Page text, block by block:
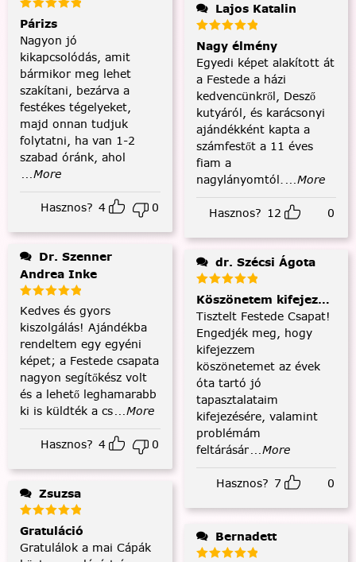
Párizs
Nagyon jó
kikapcsolódás, amit
bármikor meg lehet
szakítani, bezárva a
festékes tégelyeket,
majd onnan tudjuk
folytatni, ha van 1-2
szabad óránk, ahol
...More
Hasznos? 4 0
Andrea Inke
Kedves és gyors
kiszolgálás! Ajándékba
rendeltem egy egyéni
képet; a Festede csapata
nagyon segítőkész volt
és a lehető leghamarabb
ki is küldték a cs...More
Hasznos? 4 0
Zsuzsa
Gratuláció
Gratulálok a mai Cápák
Lajos Katalin
Nagy élmény
Egyedi képet alakított át
a Festede a házi
kedvencünkről, Desző
kutyáról, és karácsonyi
ajándékként kapta a
számfestőt a 11 éves
fiam a
nagylányomtól. ...More
Hasznos? 12 0
dr. Szécsi Ágota
Köszönetem kifejezése
Tisztelt Festede Csapat!
Engedjék meg, hogy
kifejezzem
köszönetemet az évek
óta tartó jó
tapasztalataim
kifejezésére, valamint
problémám
feltárásár...More
Hasznos? 7 0
Bernadett